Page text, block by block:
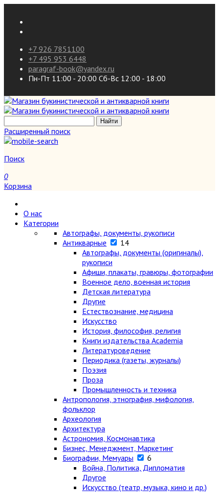
+7 926 7851100
+7 495 953 6448
paragraf-book@yandex.ru
Пн-Пт 11:00 - 20:00 Сб-Вс 12:00 - 18:00
Расширенный поиск
Поиск
0
Корзина
О нас
Категории
Автографы, документы, рукописи
Антикварные
14
Автографы, документы (оригиналы),
рукописи
Афиши, плакаты, гравюры, фотографии
Военное дело, военная история
Детская литература
Другие
Естествознание, медицина
Искусство
История, философия, религия
Книги издательства Academia
Литературоведение
Периодика (газеты, журналы)
Поэзия
Проза
Промышленность и техника
Антропология, этнография, мифология,
фольклор
Археология
Архитектура
Астрономия, Космонавтика
Бизнес, Менеджмент, Маркетинг
Биографии, Мемуары
6
Война, Политика, Дипломатия
Другое
Искусство (театр, музыка, кино и др.)